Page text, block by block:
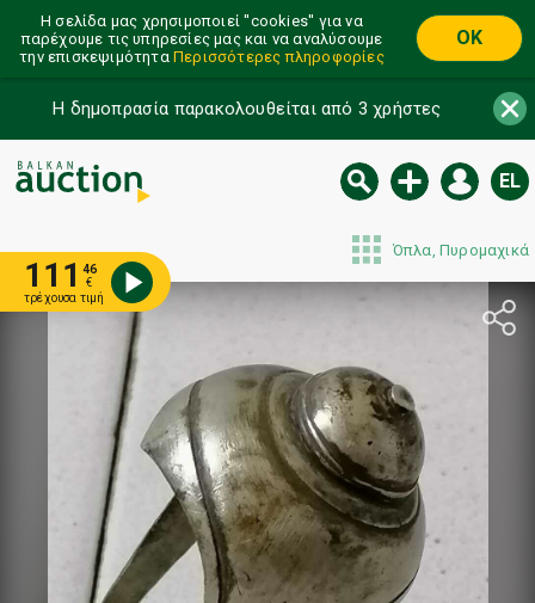
Η σελίδα μας χρησιμοποιεί ''cookies'' για να
παρέχουμε τις υπηρεσίες μας και να αναλύσουμε
την επισκεψιμότητα Περισσότερες πληροφορίες
OK
Η δημοπρασία παρακολουθείται από 3 χρήστες
EL
Όπλα, Πυρομαχικά
111 46
€
τρέχουσα τιμή